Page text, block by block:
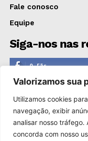
Valorizamos sua
Utilizamos cookies
navegação, exibir
analisar nosso tráfego.
concorda com nosso
Fale conosco
Equipe
Siga-nos nas
0 Fãs
0 Seguidores
1,110 Seguidores
0 Inscritos